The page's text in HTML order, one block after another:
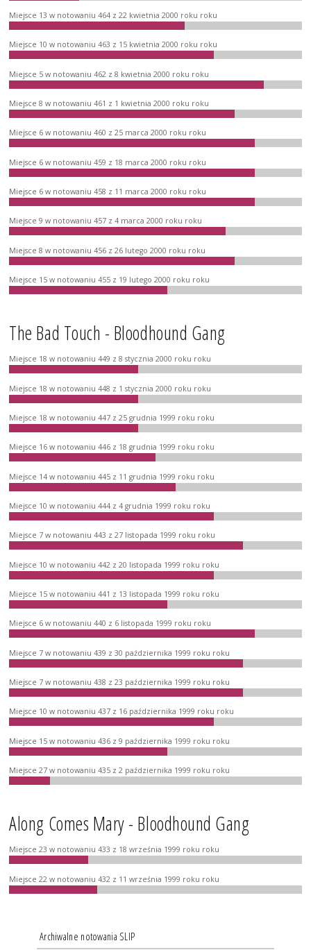
Miejsce 13 w notowaniu 464 z 22 kwietnia 2000 roku roku
Miejsce 10 w notowaniu 463 z 15 kwietnia 2000 roku roku
Miejsce 5 w notowaniu 462 z 8 kwietnia 2000 roku roku
Miejsce 8 w notowaniu 461 z 1 kwietnia 2000 roku roku
Miejsce 6 w notowaniu 460 z 25 marca 2000 roku roku
Miejsce 6 w notowaniu 459 z 18 marca 2000 roku roku
Miejsce 6 w notowaniu 458 z 11 marca 2000 roku roku
Miejsce 9 w notowaniu 457 z 4 marca 2000 roku roku
Miejsce 8 w notowaniu 456 z 26 lutego 2000 roku roku
Miejsce 15 w notowaniu 455 z 19 lutego 2000 roku roku
The Bad Touch - Bloodhound Gang
Miejsce 18 w notowaniu 449 z 8 stycznia 2000 roku roku
Miejsce 18 w notowaniu 448 z 1 stycznia 2000 roku roku
Miejsce 18 w notowaniu 447 z 25 grudnia 1999 roku roku
Miejsce 16 w notowaniu 446 z 18 grudnia 1999 roku roku
Miejsce 14 w notowaniu 445 z 11 grudnia 1999 roku roku
Miejsce 10 w notowaniu 444 z 4 grudnia 1999 roku roku
Miejsce 7 w notowaniu 443 z 27 listopada 1999 roku roku
Miejsce 10 w notowaniu 442 z 20 listopada 1999 roku roku
Miejsce 15 w notowaniu 441 z 13 listopada 1999 roku roku
Miejsce 6 w notowaniu 440 z 6 listopada 1999 roku roku
Miejsce 7 w notowaniu 439 z 30 października 1999 roku roku
Miejsce 7 w notowaniu 438 z 23 października 1999 roku roku
Miejsce 10 w notowaniu 437 z 16 października 1999 roku roku
Miejsce 15 w notowaniu 436 z 9 października 1999 roku roku
Miejsce 27 w notowaniu 435 z 2 października 1999 roku roku
Along Comes Mary - Bloodhound Gang
Miejsce 23 w notowaniu 433 z 18 września 1999 roku roku
Miejsce 22 w notowaniu 432 z 11 września 1999 roku roku
Archiwalne notowania SLIP